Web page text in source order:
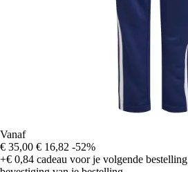
Vanaf
€ 35,00 € 16,82 -52%
+€ 0,84 cadeau voor je volgende bestelling